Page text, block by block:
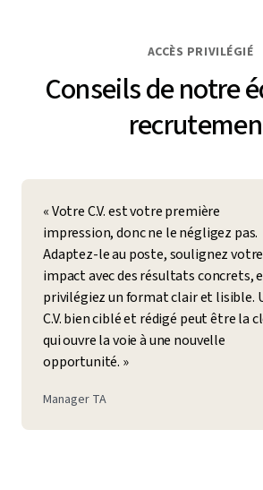
ACCÈS PRIVILÉGIÉ
Conseils de notre
« Votre C.V. est votre première
impression, donc ne le négligez pas.
Adaptez-le au poste, soulignez votre
impact avec des résultats concrets,
privilégiez un format clair et lisible.
C.V. bien ciblé et rédigé peut être la
qui ouvre la voie à une nouvelle
opportunité. »
Manager TA